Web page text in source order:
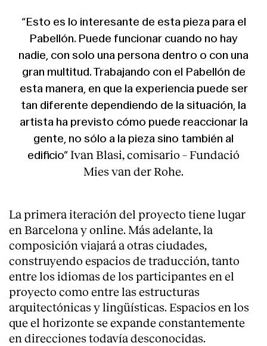
Servicios
“Esto es lo interesante de esta pieza para el
Pabellón. Puede funcionar cuando no hay
nadie, con solo una persona dentro o con una
gran multitud. Trabajando con el Pabellón de
esta manera, en que la experiencia puede ser
tan diferente dependiendo de la situación, la
artista ha previsto cómo puede reaccionar la
gente, no sólo a la pieza sino también al
edificio” Ivan Blasi, comisario – Fundació
Mies van der Rohe.
La primera iteración del proyecto tiene lugar
en Barcelona y online. Más adelante, la
composición viajará a otras ciudades,
construyendo espacios de traducción, tanto
entre los idiomas de los participantes en el
proyecto como entre las estructuras
arquitectónicas y lingüísticas. Espacios en los
que el horizonte se expande constantemente
en direcciones todavía desconocidas.